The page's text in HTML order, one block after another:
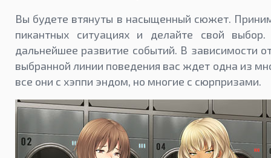
Вы будете втянуты в насыщенный сюжет.
пикантных ситуациях и делайте свой
дальнейшее развитие событий. В зависимости
выбранной линии поведения вас ждет одна из
все они с хэппи эндом, но многие с сюрпризами.